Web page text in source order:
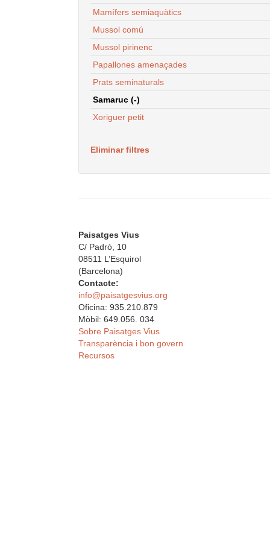
Mamífers semiaquàtics
Mussol comú
Mussol pirinenc
Papallones amenaçades
Prats seminaturals
Samaruc (-)
Xoriguer petit
Eliminar filtres
Paisatges Vius
C/ Padró, 10
08511 L’Esquirol
(Barcelona)
Contacte:
info@paisatgesvius.org
Oficina: 935.210.879
Mòbil: 649.056. 034
Sobre Paisatges Vius
Transparència i bon govern
Recursos